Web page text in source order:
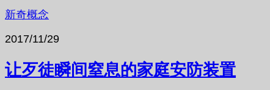
新奇概念
2017/11/29
让歹徒瞬间窒息的家庭安防装置